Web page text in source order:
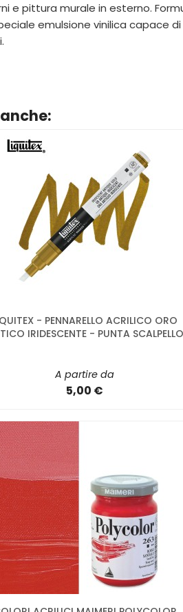
e pittura murale in esterno.
emulsione vinilica capace
- PENNARELLO ACRILICO ORO
IRIDESCENTE - PUNTA SCALPELLO
A partire da
5,00 €